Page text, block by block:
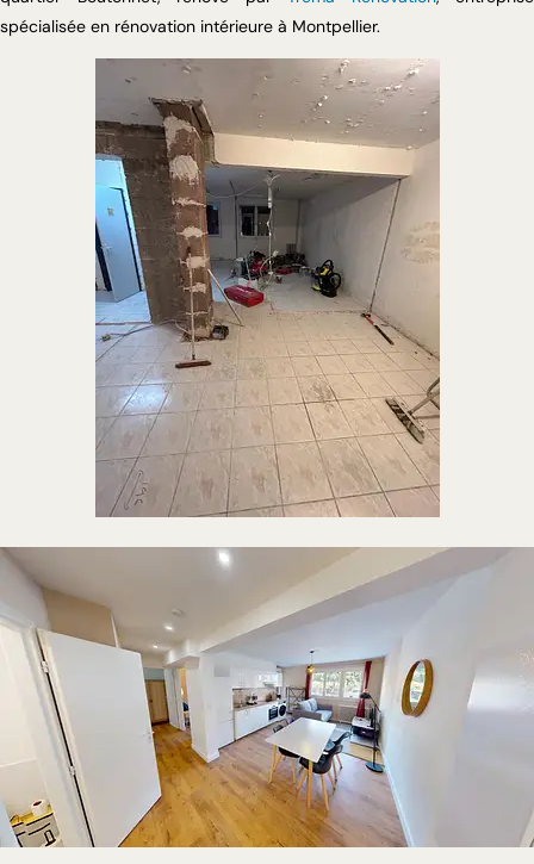
spécialisée en rénovation intérieure à Montpellier.